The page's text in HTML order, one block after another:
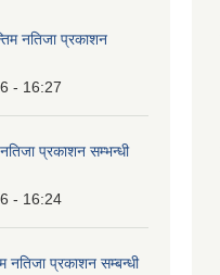
नतिजा प्रकाशन
- 16:27
प्रकाशन सम्भन्धी
- 16:24
नतिजा प्रकाशन सम्बन्धी